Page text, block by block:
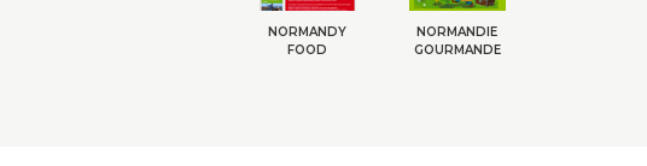
NORMANDY
FOOD
NORMANDIE
GOURMANDE